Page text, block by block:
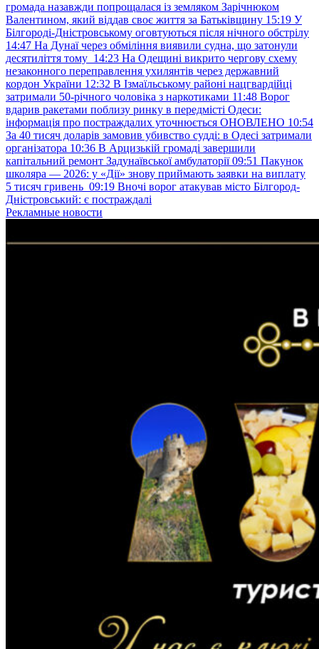
громада назавжди попрощалася із земляком Зарічнюком
Валентином, який віддав своє життя за Батьківщину 15:19 У
Білгороді-Дністровському оговтуються після нічного обстрілу
14:47 На Дунаї через обміління виявили судна, що затонули
десятиліття тому 14:23 На Одещині викрито чергову схему
незаконного переправлення ухилянтів через державний
кордон України 12:32 В Ізмаїльському районі нацгвардійці
затримали 50-річного чоловіка з наркотиками 11:48 Ворог
вдарив ракетами поблизу ринку в передмісті Одеси:
інформація про постраждалих уточнюється ОНОВЛЕНО 10:54
За 40 тисяч доларів замовив убивство судді: в Одесі затримали
організатора 10:36 В Арцизькій громаді завершили
капітальний ремонт Задунаївської амбулаторії 09:51 Пакунок
школяра — 2026: у «Дії» знову приймають заявки на виплату
5 тисяч гривень 09:19 Вночі ворог атакував місто Білгород-
Дністровський: є постраждалі
Рекламные новости